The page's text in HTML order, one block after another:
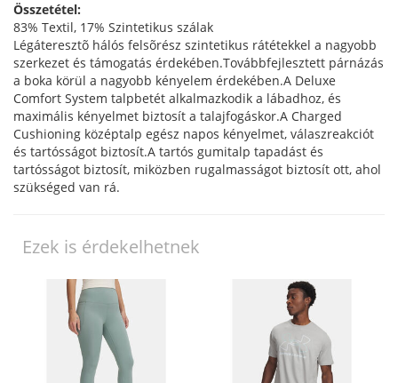
Összetétel:
83% Textil, 17% Szintetikus szálak
Légáteresztõ hálós felsõrész szintetikus rátétekkel a nagyobb
szerkezet és támogatás érdekében.Továbbfejlesztett párnázás
a boka körül a nagyobb kényelem érdekében.A Deluxe
Comfort System talpbetét alkalmazkodik a lábadhoz, és
maximális kényelmet biztosít a talajfogáskor.A Charged
Cushioning középtalp egész napos kényelmet, válaszreakciót
és tartósságot biztosít.A tartós gumitalp tapadást és
tartósságot biztosít, miközben rugalmasságot biztosít ott, ahol
szükséged van rá.
Ezek is érdekelhetnek